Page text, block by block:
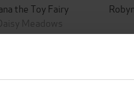
the Toy Fairy
Meadows
EBOK